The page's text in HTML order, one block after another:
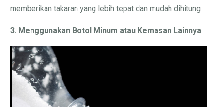
memberikan takaran yang lebih tepat dan mudah dihitung.
3. Menggunakan Botol Minum atau Kemasan Lainnya